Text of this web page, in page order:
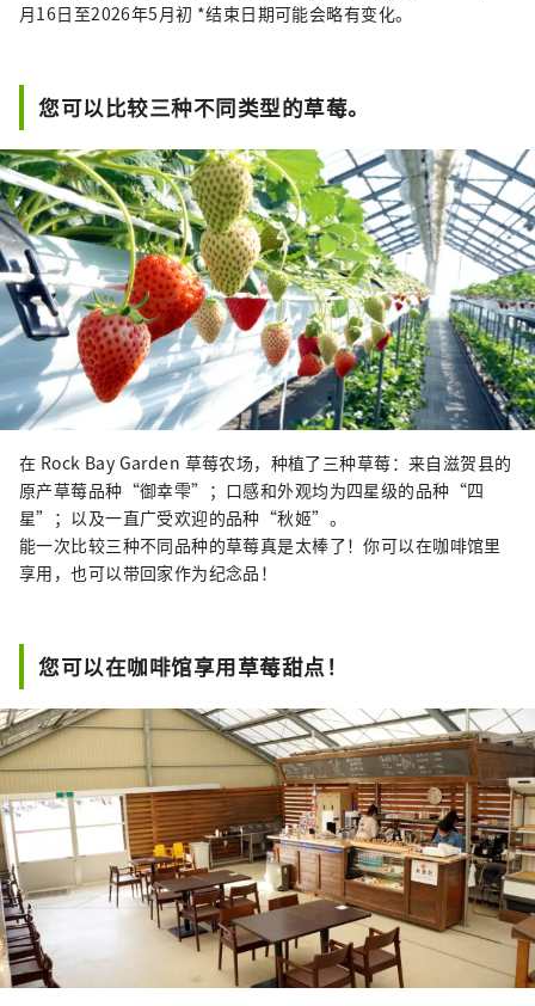
月16日至2026年5月初 *结束日期可能会略有变化。
您可以比较三种不同类型的草莓。
在 Rock Bay Garden 草莓农场，种植了三种草莓：来自滋贺县的
原产草莓品种“御幸雫”；口感和外观均为四星级的品种“四
星”；以及一直广受欢迎的品种“秋姬”。
能一次比较三种不同品种的草莓真是太棒了！你可以在咖啡馆里
享用，也可以带回家作为纪念品！
您可以在咖啡馆享用草莓甜点！